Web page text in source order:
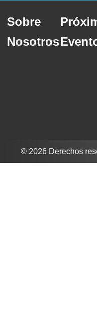
Sobre
Nosotros
© 2026 Derechos